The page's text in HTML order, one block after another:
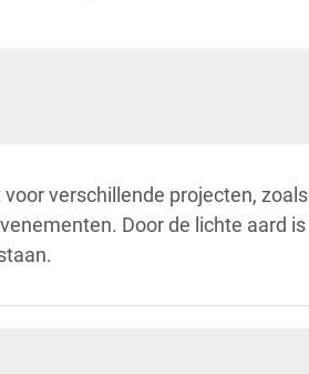
verschillende projecten, zoals
Door de lichte aard is